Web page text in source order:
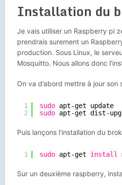
Installation du
Je vais utiliser un Raspberry pi
prendrais surement un
production. Sous Linux, le
Mosquitto. Nous allons donc
On va d’abord mettre à jour son
1
2
sudo apt-get update
sudo apt-get dist-
Puis lançons l’installation du
1 sudo apt-get install
Sur un deuxième raspberry,